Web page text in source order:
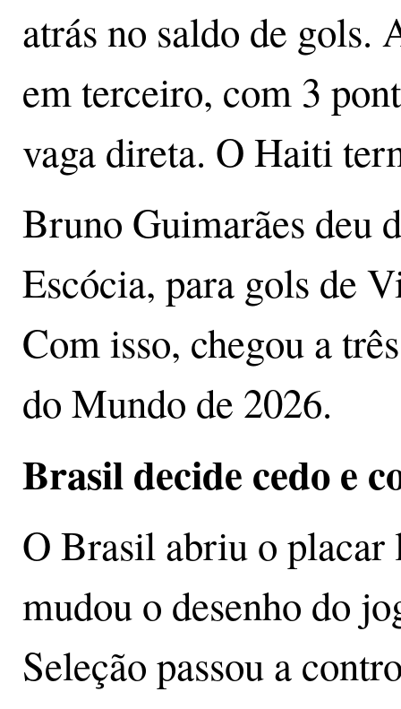
atrás no saldo de gols.
em terceiro, com 3
vaga direta. O Haiti
Bruno Guimarães deu
Escócia, para gols de
Com isso, chegou a
do Mundo de 2026.
Brasil decide cedo e
O Brasil abriu o placar
mudou o desenho do
Seleção passou a